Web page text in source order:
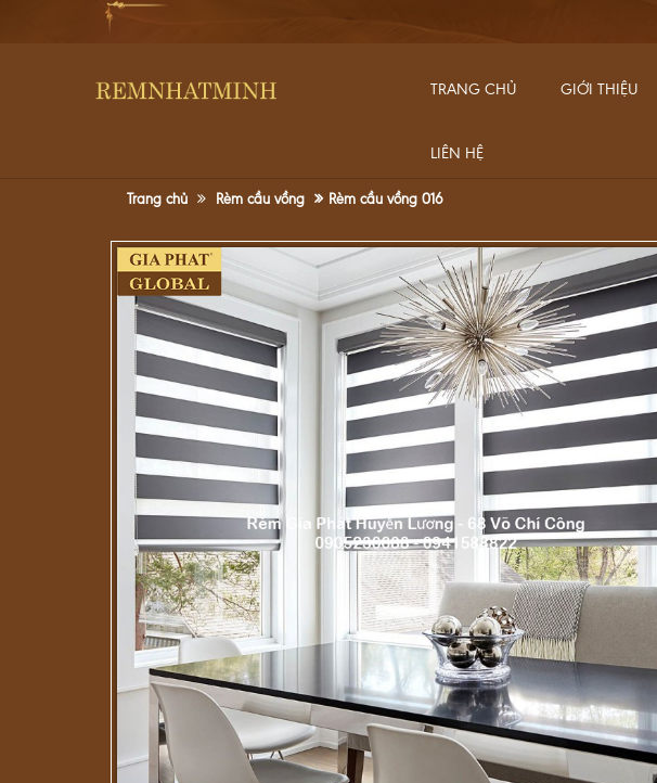
TRANG CHỦ GIỚI THIỆU
LIÊN HỆ
Trang chủ Rèm cầu vồng Rèm cầu vồng 016